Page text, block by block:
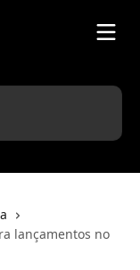
lançamentos no